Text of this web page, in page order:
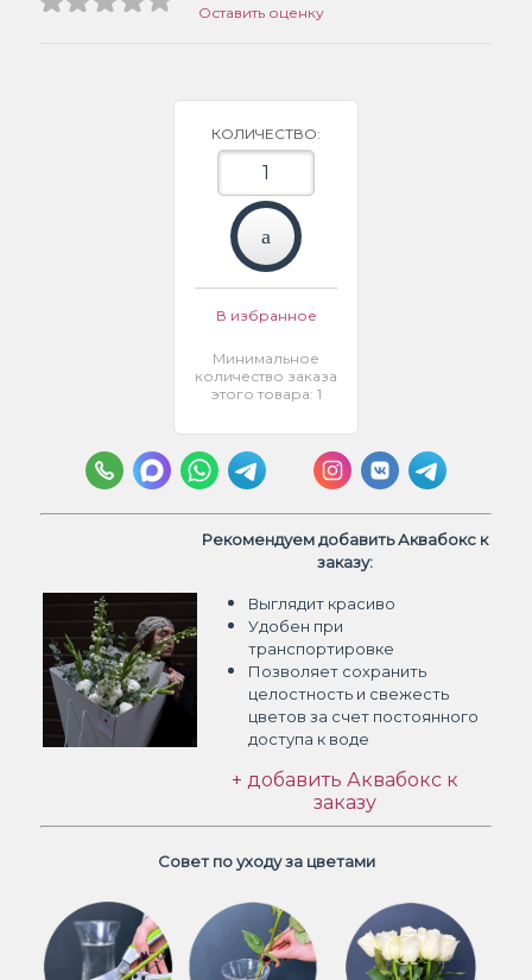
Оставить оценку
КОЛИЧЕСТВО:
В избранное
Минимальное
количество заказа
этого товара: 1
Рекомендуем добавить Аквабокс к
заказу:
Выглядит красиво
Удобен при
транспортировке
Позволяет сохранить
целостность и свежесть
цветов за счет постоянного
доступа к воде
+ добавить Аквабокс к
заказу
Совет по уходу за цветами